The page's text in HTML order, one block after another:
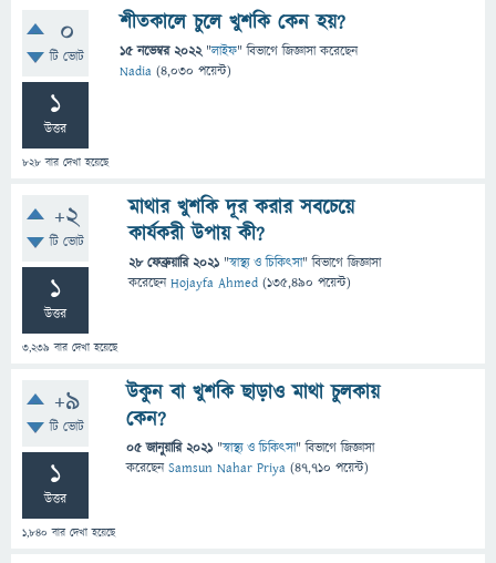
0
টি ভোট
1
উত্তর
828 বার দেখা হয়েছে
শীতকালে চুলে খুশকি কেন হয়?
15 নভেম্বর 2022 "লাইফ" বিভাগে জিজ্ঞাসাকরেছেন
Nadia (4,030 পয়েন্ট)
+2
টি ভোট
1
উত্তর
3,239 বার দেখা হয়েছে
মাথার খুশকি দূর করার সবচেয়ে
কার্যকরী উপায় কী?
28 ফেব্রুয়ারি 2021 "স্বাস্থ্য ও চিকিৎসা" বিভাগে জিজ্ঞাসা
করেছেনHojayfa Ahmed (135,490 পয়েন্ট)
+9
টি ভোট
1
উত্তর
1,840 বার দেখা হয়েছে
উকুন বা খুশকি ছাড়াও মাথা চুলকায়
কেন?
05 জানুয়ারি 2021 "স্বাস্থ্য ও চিকিৎসা" বিভাগে জিজ্ঞাসা
করেছেনSamsun Nahar Priya (47,710 পয়েন্ট)